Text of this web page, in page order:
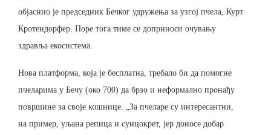
објаснио је председник Бечког удружења за узгој пчела, Курт
Кротендорфер. Поре тога тиме се доприноси очувању
здравља екосистема.
Нова платформа, која је бесплатна, требало би да помогне
пчеларима у Бечу (око 700) да брзо и неформално пронађу
површине за своје кошнице. „За пчеларе су интересантни,
на пример, уљана репица и сунцокрет, јер доносе добар